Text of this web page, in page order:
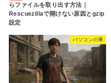
らファイルを取り出す方法｜
Rescuezillaで開けない原因とgzip
設定
パソコンの事